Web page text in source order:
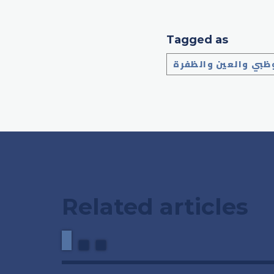
Tagged as
والعين والظفرة
Related articles